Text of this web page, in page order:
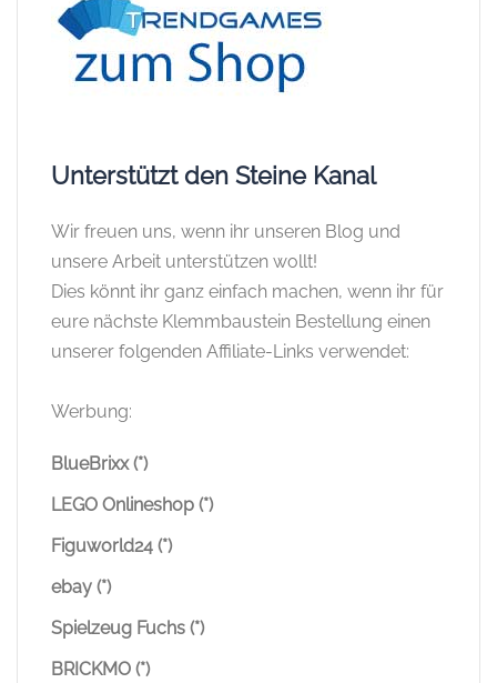
Unterstützt den Steine Kanal
Wir freuen uns, wenn ihr unseren Blog und
unsere Arbeit unterstützen wollt!
Dies könnt ihr ganz einfach machen, wenn ihr für
eure nächste Klemmbaustein Bestellung einen
unserer folgenden Affiliate-Links verwendet:
Werbung:
BlueBrixx (*)
LEGO Onlineshop (*)
Figuworld24 (*)
ebay (*)
Spielzeug Fuchs (*)
BRICKMO (*)